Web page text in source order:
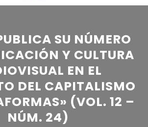
SU NÚMERO
Y CULTURA
EN EL
DEL CAPITALISMO
(VOL. 12 –
NÚM. 24)